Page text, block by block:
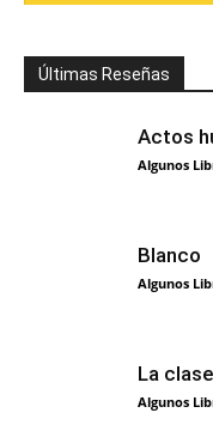
Últimas Reseñas
Actos
Algunos
Blanco
Algunos
La
Algunos